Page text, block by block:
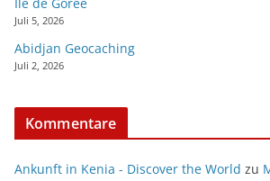
Juli 5, 2026
Abidjan Geocaching
Juli 2, 2026
Kommentare
Ankunft in Kenia - Discover the World zu